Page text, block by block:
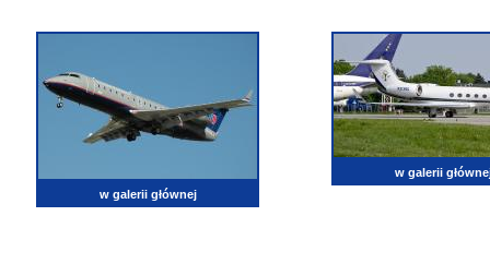
w galerii głównej
w galerii